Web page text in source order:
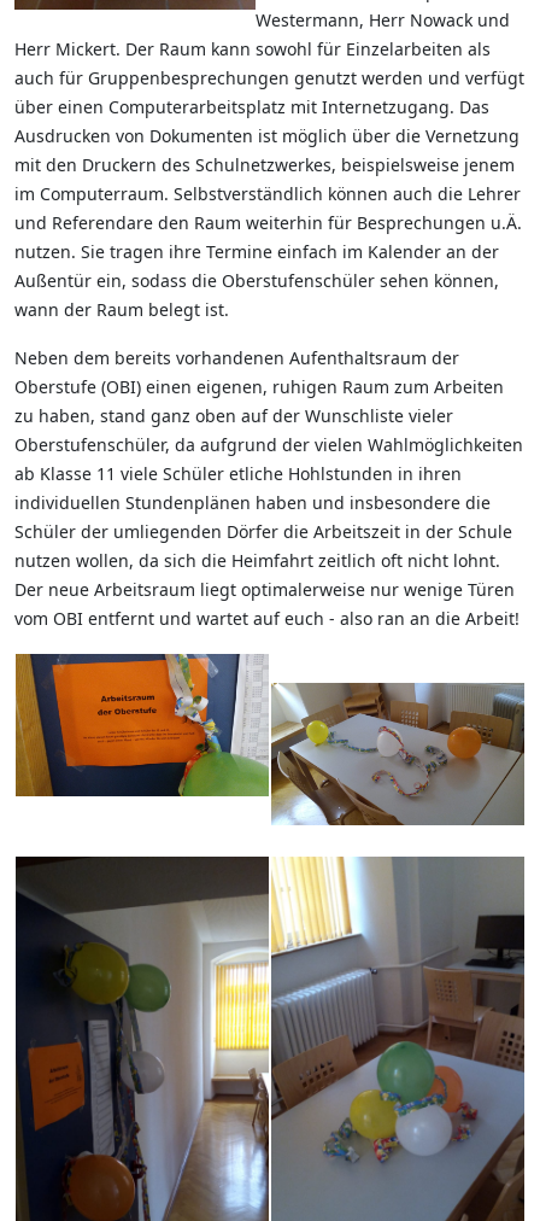
Westermann, Herr Nowack und
Herr Mickert. Der Raum kann sowohl für Einzelarbeiten als
auch für Gruppenbesprechungen genutzt werden und verfügt
über einen Computerarbeitsplatz mit Internetzugang. Das
Ausdrucken von Dokumenten ist möglich über die Vernetzung
mit den Druckern des Schulnetzwerkes, beispielsweise jenem
im Computerraum. Selbstverständlich können auch die Lehrer
und Referendare den Raum weiterhin für Besprechungen u.Ä.
nutzen. Sie tragen ihre Termine einfach im Kalender an der
Außentür ein, sodass die Oberstufenschüler sehen können,
wann der Raum belegt ist.
Neben dem bereits vorhandenen Aufenthaltsraum der
Oberstufe (OBI) einen eigenen, ruhigen Raum zum Arbeiten
zu haben, stand ganz oben auf der Wunschliste vieler
Oberstufenschüler, da aufgrund der vielen Wahlmöglichkeiten
ab Klasse 11 viele Schüler etliche Hohlstunden in ihren
individuellen Stundenplänen haben und insbesondere die
Schüler der umliegenden Dörfer die Arbeitszeit in der Schule
nutzen wollen, da sich die Heimfahrt zeitlich oft nicht lohnt.
Der neue Arbeitsraum liegt optimalerweise nur wenige Türen
vom OBI entfernt und wartet auf euch - also ran an die Arbeit!